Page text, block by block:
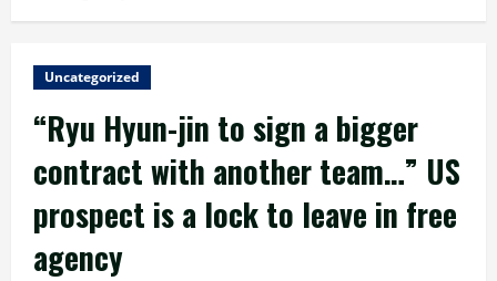
Uncategorized
“Ryu Hyun-jin to sign a bigger
contract with another team…” US
prospect is a lock to leave in free
agency